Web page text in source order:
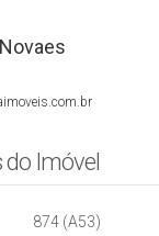
Imóvel
874 (A53)